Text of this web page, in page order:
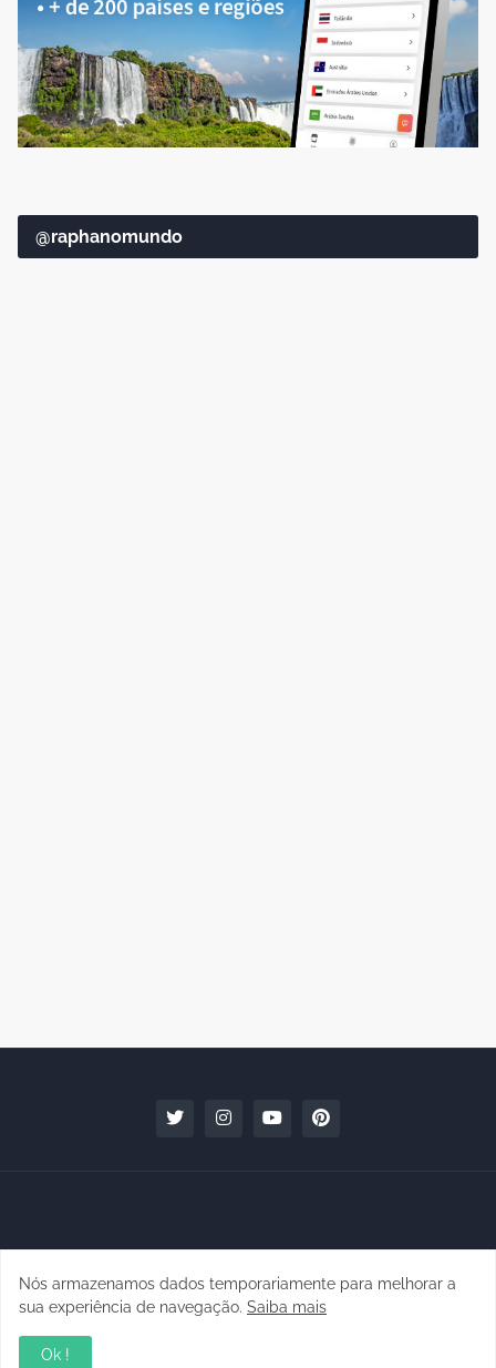
@raphanomundo
Copyright © 2010 - 2026 | raphanomundo
Nós armazenamos dados temporariamente para melhorar a
sua experiência de navegação. Saiba mais
Ok !